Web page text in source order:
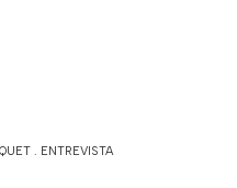
. ENTREVISTA